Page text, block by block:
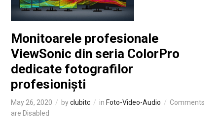
Monitoarele profesionale
ViewSonic din seria ColorPro
dedicate fotografilor
profesioniști
May 26, 2020 byclubitc in Foto-Video-Audio
Comments
are Disabled